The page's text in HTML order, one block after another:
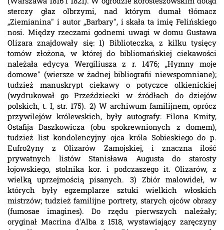
sterczy głaz olbrzymi, nad którym dumał tłómacz
„Ziemianina" i autor „Barbary", i skała ta imię Felińskiego
nosi. Między rzeczami godnemi uwagi w domu Gustawa
Olizara znajdowały się: 1) Biblioteczka, z kilku tysięcy
tomów złożona, w której do bibliomańskiej ciekawości
należała edycya Wergiliusza z r. 1476; „Hymny moje
domowe" (wiersze w żadnej bibliografii niewspomniane);
tudzież manuskrypt ciekawy o potyczce olkienickiej
(wydrukował go Przeździecki w źródłach do dziejów
polskich, t. I, str. 175). 2) W archiwum familijnem, oprócz
przywilejów królewskich, były autografy: Filona Kmity,
Ostafija Daszkowicza (obu spokrewnionych z domem),
tudzież list kondolencyjny ojca króla Sobieskiego do p.
Eufro2yny z Olizarów Zamojskiej, i znaczna ilość
prywatnych listów Stanisława Augusta do starosty
łojowskiego, stolnika kor. i podczaszego it. Olizarów, z
wielką uprzejmością pisanych. 3) Zbiór malowideł, w
których były egzemplarze sztuki wielkich włoskich
mistrzów; tudzież familijne portrety, starych ojców obrazy
(fumosae imagines). Do rzędu pierwszych należały;
oryginał Macrina d'Alba z 1518, wystawiający zaręczyny